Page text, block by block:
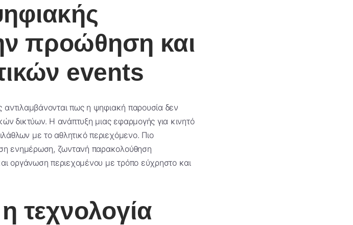
προώθηση και
events
αντιλαμβάνονται πως η ψηφιακή παρουσία δεν
δικτύων. Η ανάπτυξη μιας εφαρμογής για κινητό
με το αθλητικό περιεχόμενο. Πιο
ενημέρωση, ζωντανή παρακολούθηση
οργάνωση περιεχομένου με τρόπο εύχρηστο και
τεχνολογία